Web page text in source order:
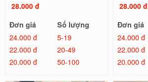
28.000 đ
Đơn giá
Số lượng
24.000 đ
5-19
22.000 đ
20-49
20.000 đ
50-100
28.000 đ
Đơn giá
24.000 đ
22.000 đ
20.000 đ